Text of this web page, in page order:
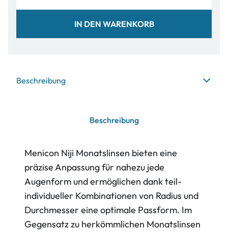
IN DEN WARENKORB
Beschreibung
Beschreibung
Menicon Niji Monatslinsen bieten eine
präzise Anpassung für nahezu jede
Augenform und ermöglichen dank teil-
individueller Kombinationen von Radius und
Durchmesser eine optimale Passform. Im
Gegensatz zu herkömmlichen Monatslinsen